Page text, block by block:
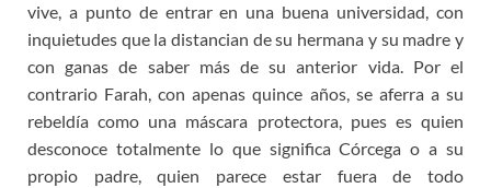
vive, a punto de entrar en una buena universidad, con
inquietudes que la distancian de su hermana y su madre y
con ganas de saber más de su anterior vida. Por el
contrario Farah, con apenas quince años, se aferra a su
rebeldía como una máscara protectora, pues es quien
desconoce totalmente lo que significa Córcega o a su
propio padre, quien parece estar fuera de todo